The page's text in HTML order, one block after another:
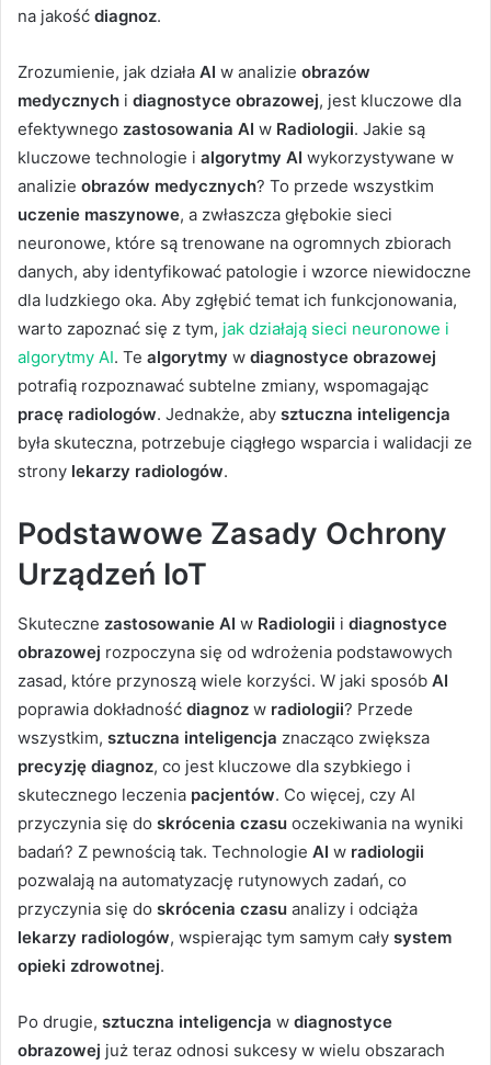
na jakość diagnoz.
Zrozumienie, jak działa AI w analizie obrazów
medycznych i diagnostyce obrazowej, jest kluczowe dla
efektywnego zastosowania AI w Radiologii. Jakie są
kluczowe technologie i algorytmy AI wykorzystywane w
analizie obrazów medycznych? To przede wszystkim
uczenie maszynowe, a zwłaszcza głębokie sieci
neuronowe, które są trenowane na ogromnych zbiorach
danych, aby identyfikować patologie i wzorce niewidoczne
dla ludzkiego oka. Aby zgłębić temat ich funkcjonowania,
warto zapoznać się z tym, jak działają sieci neuronowe i
algorytmy AI. Te algorytmy w diagnostyce obrazowej
potrafią rozpoznawać subtelne zmiany, wspomagając
pracę radiologów. Jednakże, aby sztuczna inteligencja
była skuteczna, potrzebuje ciągłego wsparcia i walidacji ze
strony lekarzy radiologów.
Podstawowe Zasady Ochrony
Urządzeń IoT
Skuteczne zastosowanie AI w Radiologii i diagnostyce
obrazowej rozpoczyna się od wdrożenia podstawowych
zasad, które przynoszą wiele korzyści. W jaki sposób AI
poprawia dokładność diagnoz w radiologii? Przede
wszystkim, sztuczna inteligencja znacząco zwiększa
precyzję diagnoz, co jest kluczowe dla szybkiego i
skutecznego leczenia pacjentów. Co więcej, czy AI
przyczynia się do skrócenia czasu oczekiwania na wyniki
badań? Z pewnością tak. Technologie AI w radiologii
pozwalają na automatyzację rutynowych zadań, co
przyczynia się do skrócenia czasu analizy i odciąża
lekarzy radiologów, wspierając tym samym cały system
opieki zdrowotnej.
Po drugie, sztuczna inteligencja w diagnostyce
obrazowej już teraz odnosi sukcesy w wielu obszarach